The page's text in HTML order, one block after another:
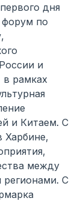
дня
по
и
рамках
и Китаем. С
Харбине,
между
регионами. С